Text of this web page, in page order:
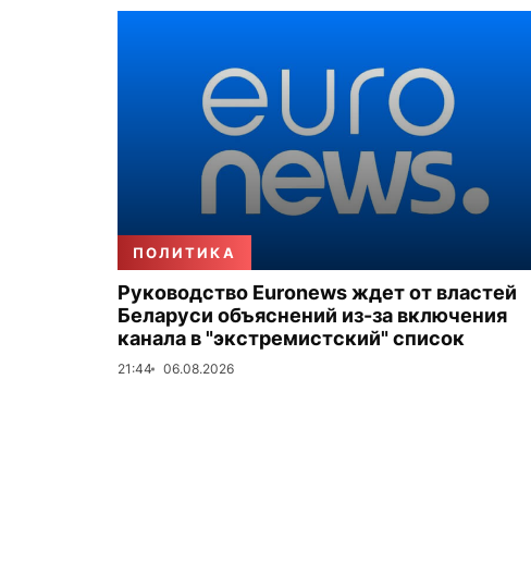
ПОЛИТИКА
Руководство Euronews ждет от властей
Беларуси объяснений из-за включения
канала в "экстремистский" список
21:44 06.08.2026